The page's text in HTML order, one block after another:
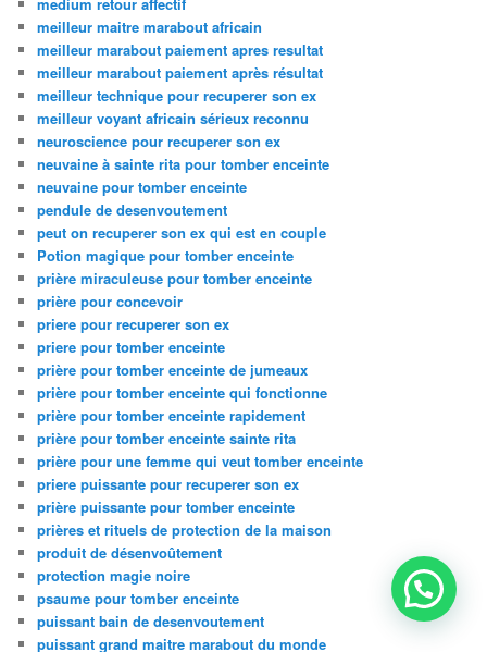
medium retour affectif
meilleur maitre marabout africain
meilleur marabout paiement apres resultat
meilleur marabout paiement après résultat
meilleur technique pour recuperer son ex
meilleur voyant africain sérieux reconnu
neuroscience pour recuperer son ex
neuvaine à sainte rita pour tomber enceinte
neuvaine pour tomber enceinte
pendule de desenvoutement
peut on recuperer son ex qui est en couple
Potion magique pour tomber enceinte
prière miraculeuse pour tomber enceinte
prière pour concevoir
priere pour recuperer son ex
priere pour tomber enceinte
prière pour tomber enceinte de jumeaux
prière pour tomber enceinte qui fonctionne
prière pour tomber enceinte rapidement
prière pour tomber enceinte sainte rita
prière pour une femme qui veut tomber enceinte
priere puissante pour recuperer son ex
prière puissante pour tomber enceinte
prières et rituels de protection de la maison
produit de désenvoûtement
protection magie noire
psaume pour tomber enceinte
puissant bain de desenvoutement
puissant grand maitre marabout du monde